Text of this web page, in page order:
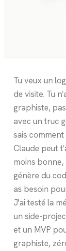
Tu veux un
de visite. Tu
graphiste,
avec un truc
sais
Claude peut
moins bonne,
génère du
as besoin
J'ai testé la
un side-
et un MVP
graphiste,